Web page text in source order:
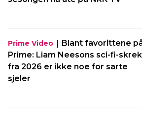
Prime Video | Blant favorittene
Prime: Liam Neesons sci-fi-
fra 2026 er ikke noe for sarte
sjeler